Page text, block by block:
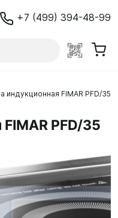
+7 (499) 394-48-99
индукционная FIMAR PFD/35
PFD/35